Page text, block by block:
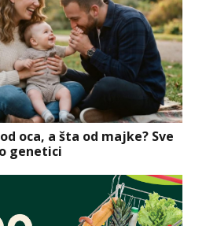
oca, a šta od majke? Sve
genetici